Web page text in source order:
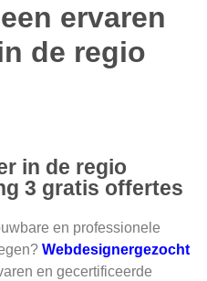
ervaren
de regio
in de regio
3 gratis offertes
en professionele
Webdesignergezocht
en gecertificeerde